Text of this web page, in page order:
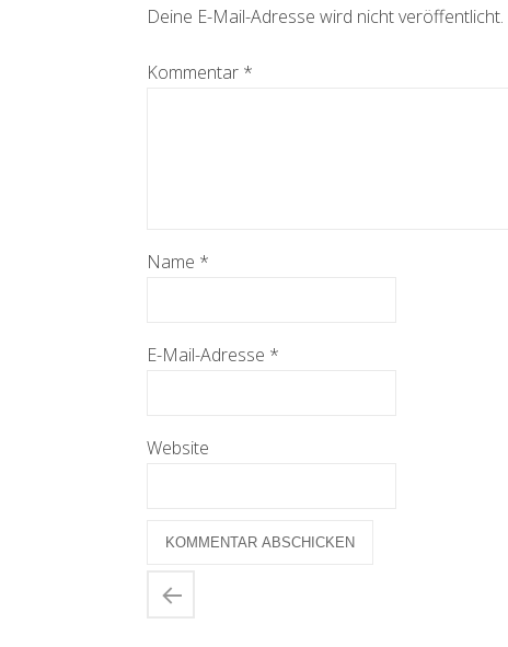
Deine E-Mail-Adresse wird nicht veröffentlicht.
Kommentar *
Name *
E-Mail-Adresse *
Website